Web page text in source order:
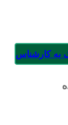
به کارشناس